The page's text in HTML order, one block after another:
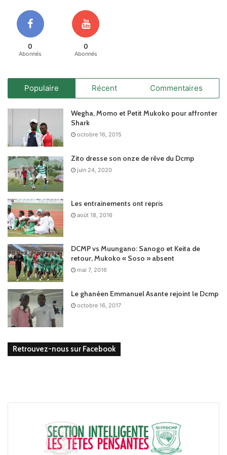
0
Abonnés
0
Abonnés
Populaire Récent Commentaires
Wegha, Momo et Petit Mukoko pour affronter
Shark
octobre 16, 2015
Zito dresse son onze de rêve du Dcmp
juin 24, 2020
Les entrainements ont repris
août 18, 2016
DCMP vs Muungano: Sanogo et Keita de
retour, Mukoko « Soso » absent
mai 7, 2016
Le ghanéen Emmanuel Asante rejoint le Dcmp
octobre 16, 2017
Retrouvez-nous sur Facebook